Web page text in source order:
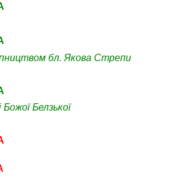
бл. Якова Стрепи
Белзької